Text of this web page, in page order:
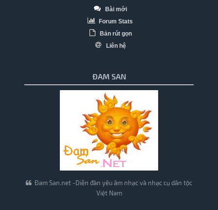
Bài mới
Forum Stats
Bản rút gọn
Liên hệ
ĐAM SAN
Đam San.net -Diễn đàn yêu âm nhạc và nhạc cụ dân tộc
Việt Nam